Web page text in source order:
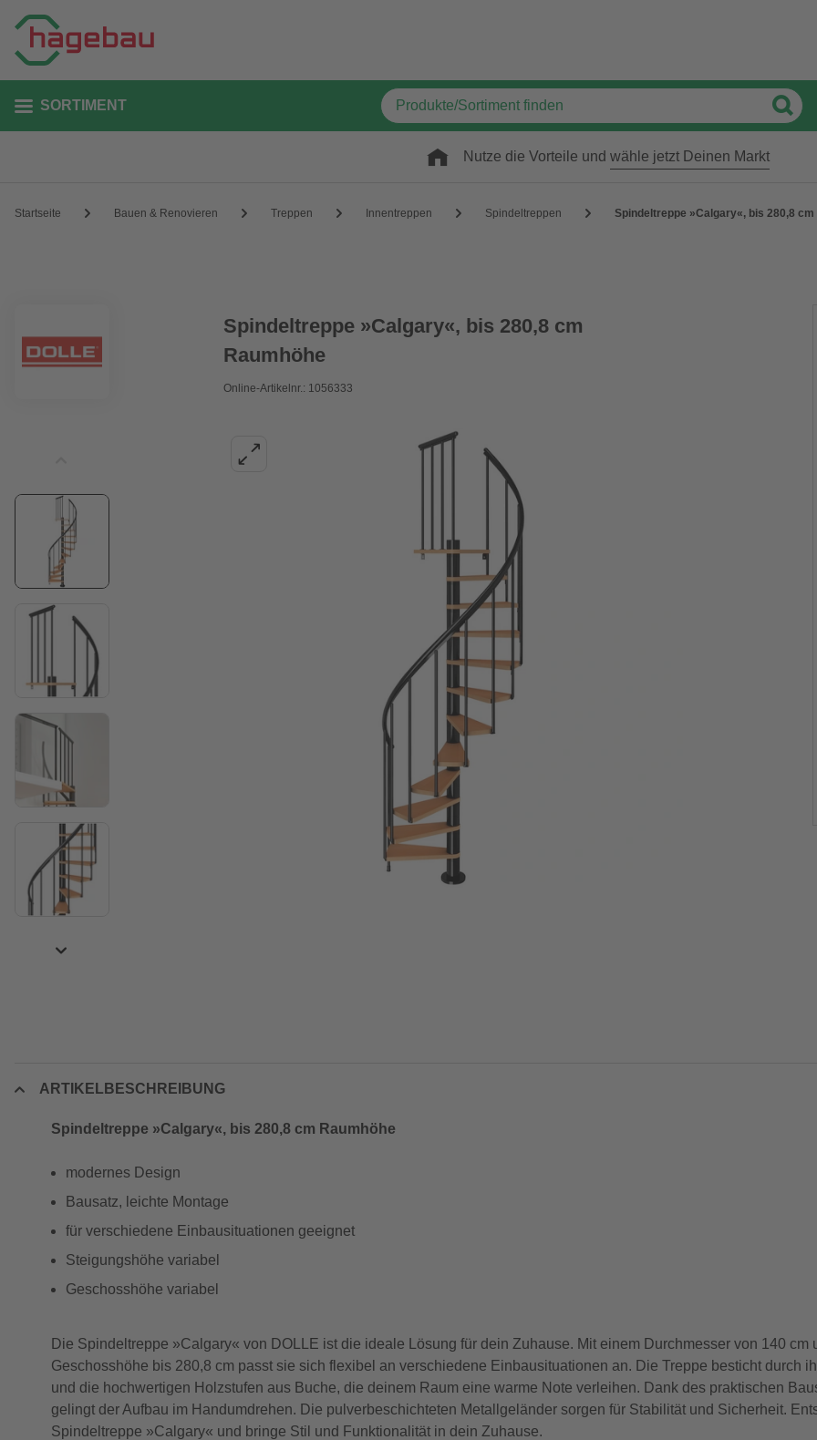
SORTIMENT
Nutze die Vorteile und wähle jetzt Deinen Markt
Startseite Bauen & Renovieren Treppen Innentreppen Spindeltreppen Spindeltreppe »Calgary«, bis 280,8 cm
Spindeltreppe »Calgary«, bis 280,8 cm
Raumhöhe
Online-Artikelnr.: 1056333
ARTIKELBESCHREIBUNG
Spindeltreppe »Calgary«, bis 280,8 cm Raumhöhe
modernes Design
Bausatz, leichte Montage
für verschiedene Einbausituationen geeignet
Steigungshöhe variabel
Geschosshöhe variabel
Die Spindeltreppe »Calgary« von DOLLE ist die ideale Lösung für dein Zuhause. Mit einem Durchmesser von 140 cm
Geschosshöhe bis 280,8 cm passt sie sich flexibel an verschiedene Einbausituationen an. Die Treppe besticht durch
und die hochwertigen Holzstufen aus Buche, die deinem Raum eine warme Note verleihen. Dank des praktischen
gelingt der Aufbau im Handumdrehen. Die pulverbeschichteten Metallgeländer sorgen für Stabilität und Sicherheit.
Spindeltreppe »Calgary« und bringe Stil und Funktionalität in dein Zuhause.